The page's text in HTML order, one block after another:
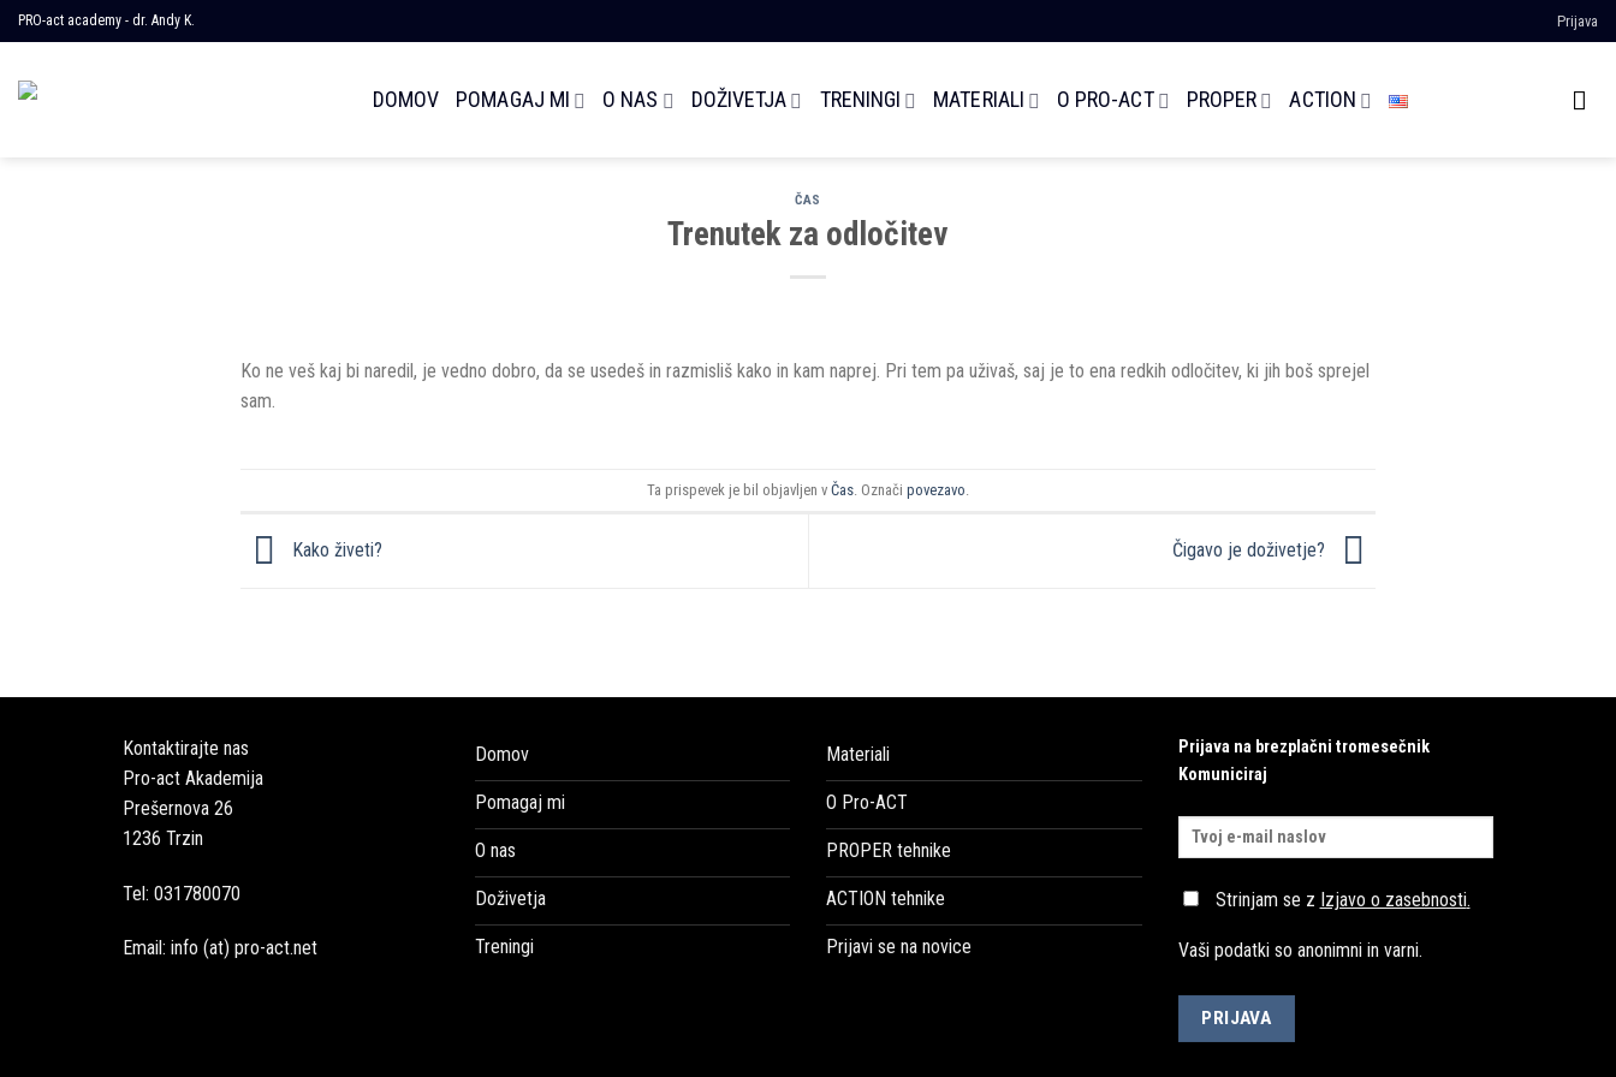
Skoči
na
vsebino
PRO-act academy - dr. Andy K. Prijava
DOMOV POMAGAJ MI O NAS DOŽIVETJA TRENINGI MATERIALI O PRO-ACT PROPER ACTION
ČAS
Trenutek za odločitev
Ko ne veš kaj bi naredil, je vedno dobro, da se usedeš in razmisliš kako in kam naprej. Pri tem pa uživaš, saj je to ena redkih odločitev, ki jih boš sprejel
sam.
Ta prispevek je bil objavljen v Čas. Označi povezavo
Kako živeti? Čigavo je doživetje?
Kontaktirajte nas
Pro-act Akademija
Prešernova 26
1236 Trzin
Tel: 031780070
Email: info (at) pro-act.net
Domov
Pomagaj mi
O nas
Doživetja
Treningi
Materiali
O Pro-ACT
PROPER tehnike
ACTION tehnike
Prijavi se na novice
Prijava na brezplačni tromesečnik
Komuniciraj
Strinjam se z Izjavo o zasebnosti.
Vaši podatki so anonimni in varni.